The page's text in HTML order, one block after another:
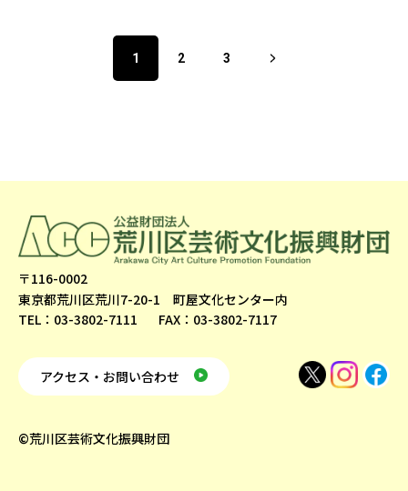
1 2 3
〒116-0002
東京都荒川区荒川7-20-1 町屋文化センター内
TEL：03-3802-7111
FAX：03-3802-7117
アクセス・お問い合わせ
©荒川区芸術文化振興財団